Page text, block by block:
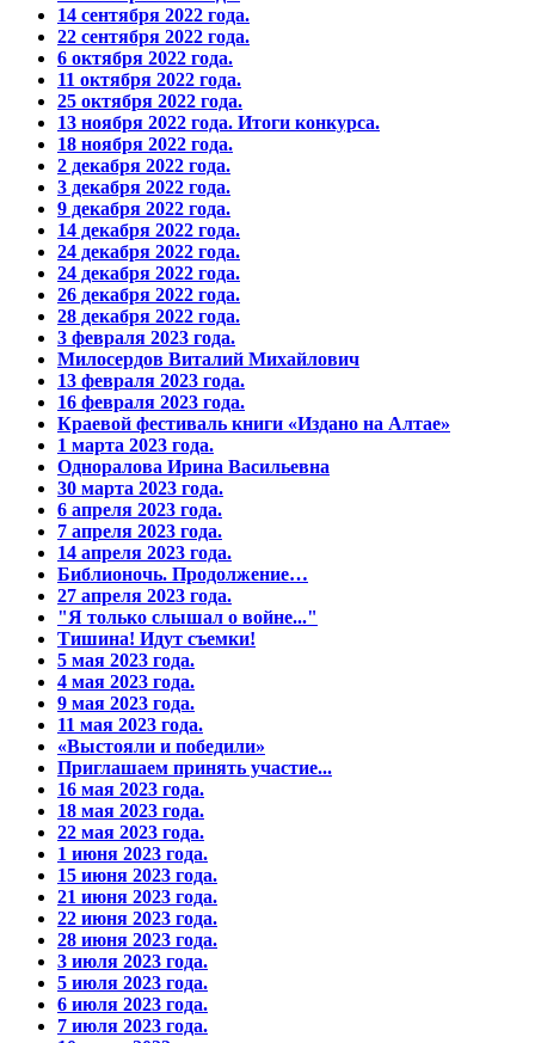
14 сентября 2022 года.
22 сентября 2022 года.
6 октября 2022 года.
11 октября 2022 года.
25 октября 2022 года.
13 ноября 2022 года. Итоги конкурса.
18 ноября 2022 года.
2 декабря 2022 года.
3 декабря 2022 года.
9 декабря 2022 года.
14 декабря 2022 года.
24 декабря 2022 года.
24 декабря 2022 года.
26 декабря 2022 года.
28 декабря 2022 года.
3 февраля 2023 года.
Милосердов Виталий Михайлович
13 февраля 2023 года.
16 февраля 2023 года.
Краевой фестиваль книги «Издано на Алтае»
1 марта 2023 года.
Одноралова Ирина Васильевна
30 марта 2023 года.
6 апреля 2023 года.
7 апреля 2023 года.
14 апреля 2023 года.
Библионочь. Продолжение…
27 апреля 2023 года.
"Я только слышал о войне..."
Тишина! Идут съемки!
5 мая 2023 года.
4 мая 2023 года.
9 мая 2023 года.
11 мая 2023 года.
«Выстояли и победили»
Приглашаем принять участие...
16 мая 2023 года.
18 мая 2023 года.
22 мая 2023 года.
1 июня 2023 года.
15 июня 2023 года.
21 июня 2023 года.
22 июня 2023 года.
28 июня 2023 года.
3 июля 2023 года.
5 июля 2023 года.
6 июля 2023 года.
7 июля 2023 года.